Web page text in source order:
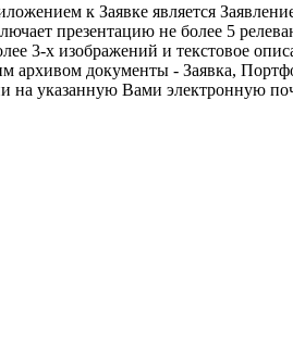
к Заявке является
презентацию не более 5
3-х изображений и текстовое
архивом документы - Заявка,
на указанную Вами электронную